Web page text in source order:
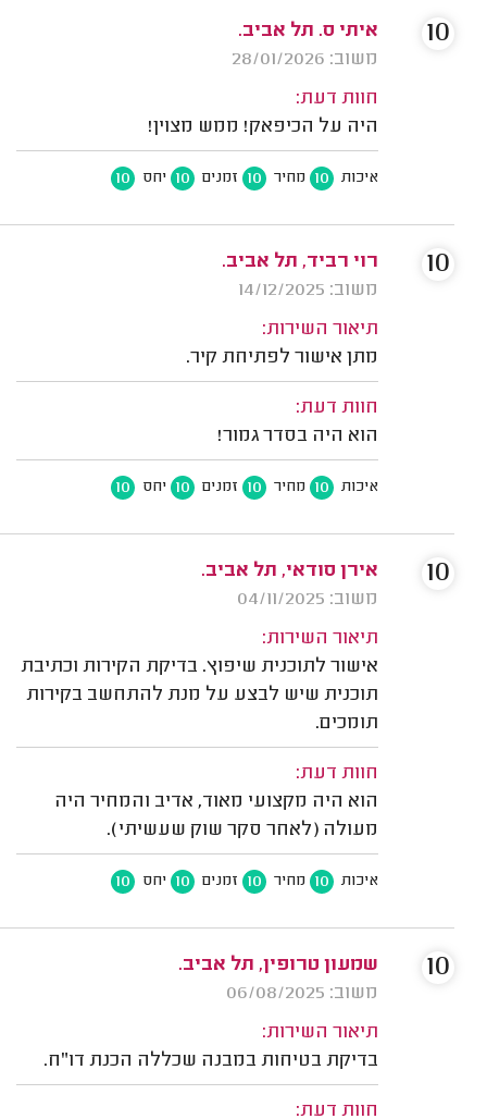
איתי ס. תל אביב.
משוב: 28/01/2026
חוות דעת:
היה על הכיפאק! ממש מצוין!
איכות 10 מחיר 10 זמנים 10 יחס 10
10
רוי רביד, תל אביב.
משוב: 14/12/2025
תיאור השירות:
מתן אישור לפתיחת קיר.
חוות דעת:
הוא היה בסדר גמור!
איכות 10 מחיר 10 זמנים 10 יחס 10
10
אירן סודאי, תל אביב.
משוב: 04/11/2025
תיאור השירות:
אישור לתוכנית שיפוץ. בדיקת הקירות וכתיבת
תוכנית שיש לבצע על מנת להתחשב בקירות
תומכים.
חוות דעת:
הוא היה מקצועי מאוד, אדיב והמחיר היה
מעולה (לאחר סקר שוק שעשיתי).
איכות 10 מחיר 10 זמנים 10 יחס 10
10
שמעון טרופין, תל אביב.
משוב: 06/08/2025
תיאור השירות:
בדיקת בטיחות במבנה שכללה הכנת דו"ח.
חוות דעת:
10